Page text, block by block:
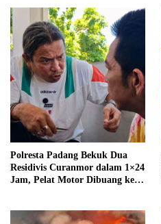
Polresta Padang Bekuk Dua
Residivis Curanmor dalam 1×24
Jam, Pelat Motor Dibuang ke